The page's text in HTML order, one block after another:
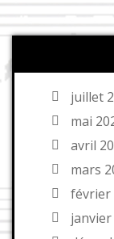
juillet
mai
avril
mars
février
janvier